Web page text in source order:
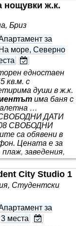
нощувки ж.к.
Бриз
за
На море, Северно
едностаен
кв.м. с
души в ж.к.
има баня с
…
СВОБОДНИ ДАТИ
СВОБОДНИ
са обявени в
Цената е за
заведения,
болница Св.
Тихо и
На разположение
дивана.
City Studio 1
Студентски
за
3 места